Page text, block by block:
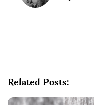
Related Posts: